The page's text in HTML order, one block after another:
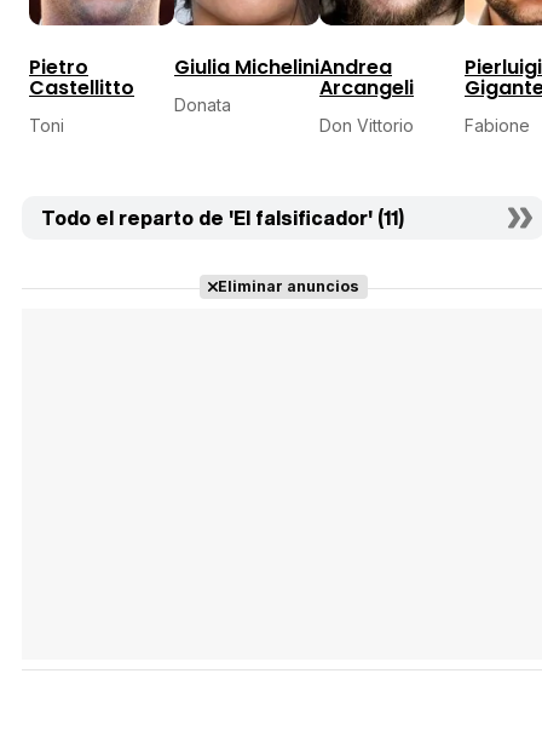
Pietro
Castellitto
Toni
Giulia Michelini
Donata
Andrea
Arcangeli
Don Vittorio
Pierluigi
Fabione
Todo el reparto de 'El falsificador' (11)
Eliminar anuncios